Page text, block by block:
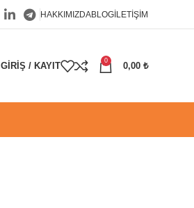
HAKKIMIZDABLOGİLETIŞIM
GIRIŞ / KAYIT
0
0,00 ₺